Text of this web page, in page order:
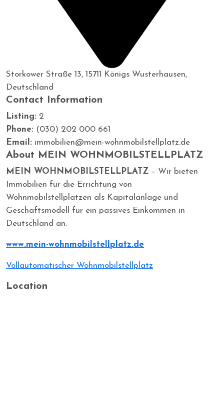
Storkower Straße 13, 15711 Königs Wusterhausen,
Deutschland
Contact Information
Listing: 2
Phone: (030) 202 000 661
Email: immobilien@mein-wohnmobilstellplatz.de
About MEIN WOHNMOBILSTELLPLATZ
MEIN WOHNMOBILSTELLPLATZ – Wir bieten
Immobilien für die Errichtung von
Wohnmobilstellplätzen als Kapitalanlage und
Geschäftsmodell für ein passives Einkommen in
Deutschland an.
www.mein-wohnmobilstellplatz.de
Vollautomatischer Wohnmobilstellplatz
Location